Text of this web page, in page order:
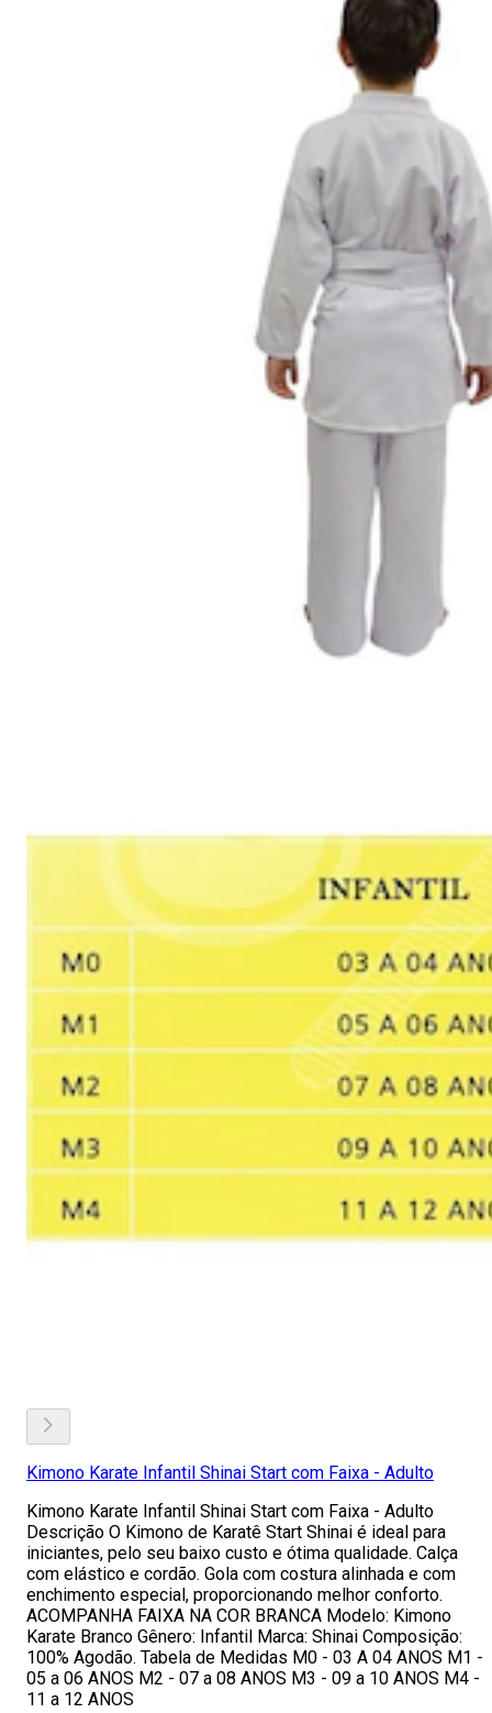
Kimono Karate Infantil Shinai Start com Faixa - Adulto
Kimono Karate Infantil Shinai Start com Faixa - Adulto
Descrição O Kimono de Karatê Start Shinai é ideal para
iniciantes, pelo seu baixo custo e ótima qualidade. Calça
com elástico e cordão. Gola com costura alinhada e com
enchimento especial, proporcionando melhor conforto.
ACOMPANHA FAIXA NA COR BRANCA Modelo: Kimono
Karate Branco Gênero: Infantil Marca: Shinai Composição:
100% Agodão. Tabela de Medidas M0 - 03 A 04 ANOS M1 -
05 a 06 ANOS M2 - 07 a 08 ANOS M3 - 09 a 10 ANOS M4 -
11 a 12 ANOS